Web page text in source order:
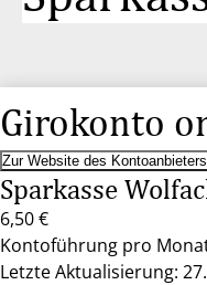
Girokonto
Zur Website des Kontoanbieters
Sparkasse
6,50 €
Kontoführung pro
Letzte Aktualisierung: